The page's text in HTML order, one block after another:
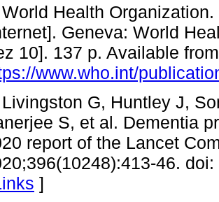
Health
Geneva: World
10]. 137 p. Available
www.who.int/
G, Huntley J,
S, et al. Dementia
report of the Lancet
46.
]